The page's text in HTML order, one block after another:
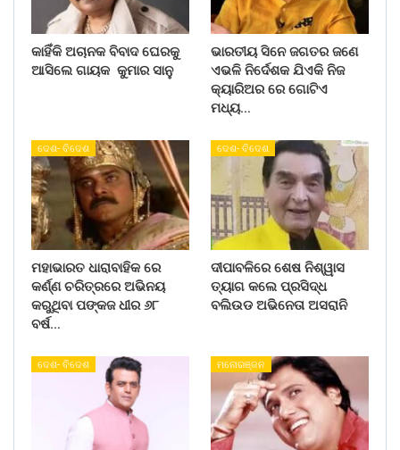
କାହିଁକି ଅଚାନକ ବିବାଦ ଘେରକୁ
ଆସିଲେ ଗାୟକ କୁମାର ସାନୁ
ଭାରତୀୟ ସିନେ ଜଗତର ଜଣେ
ଏଭଳି ନିର୍ଦେଶକ ଯିଏକି ନିଜ
କ୍ୟାରିଅର ରେ ଗୋଟିଏ
ମଧ୍ୟ…
ଦେଶ- ବିଦେଶ
ମହାଭାରତ ଧାରାବାହିକ ରେ
କର୍ଣ୍ଣ ଚରିତ୍ରରେ ଅଭିନୟ
କରୁଥିବା ପଙ୍କଜ ଧୀର ୬୮
ବର୍ଷ…
ଦେଶ- ବିଦେଶ
ଦୀପାବଳିରେ ଶେଷ ନିଶ୍ୱାସ
ତ୍ୟାଗ କଲେ ପ୍ରସିଦ୍ଧ
ବଲିଉଡ ଅଭିନେତା ଅସରାନି
ଦେଶ- ବିଦେଶ ମନୋରଞ୍ଜନ